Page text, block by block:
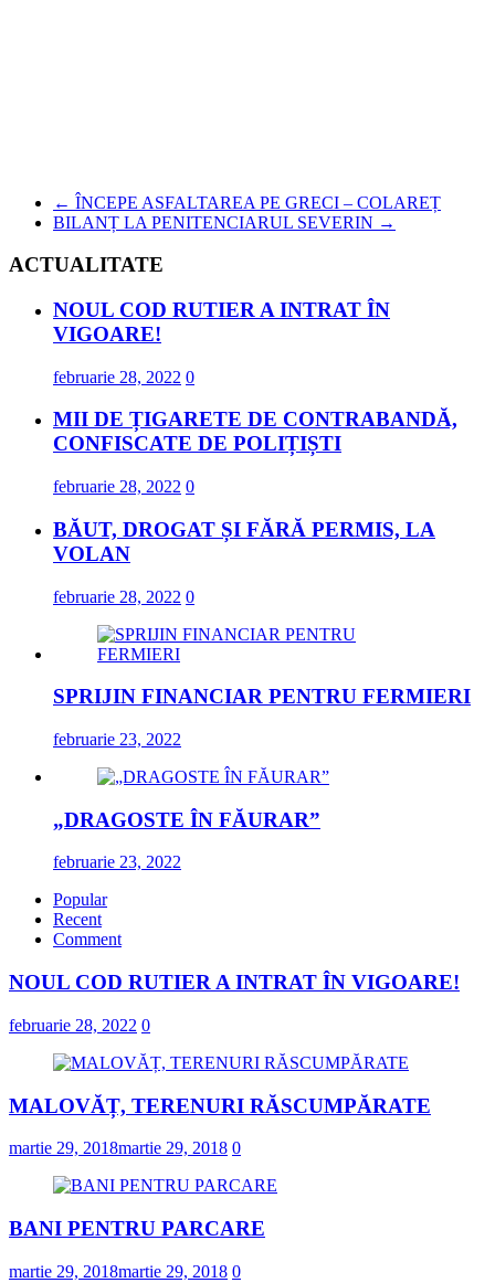
← ÎNCEPE ASFALTAREA PE GRECI – COLAREȚ
BILANȚ LA PENITENCIARUL SEVERIN →
ACTUALITATE
NOUL COD RUTIER A INTRAT ÎN
VIGOARE!
februarie 28, 2022 0
MII DE ȚIGARETE DE CONTRABANDĂ,
CONFISCATE DE POLIȚIȘTI
februarie 28, 2022 0
BĂUT, DROGAT ȘI FĂRĂ PERMIS, LA
VOLAN
februarie 28, 2022 0
SPRIJIN FINANCIAR PENTRU FERMIERI
februarie 23, 2022
„DRAGOSTE ÎN FĂURAR”
februarie 23, 2022
Popular
Recent
Comment
NOUL COD RUTIER A INTRAT ÎN VIGOARE!
februarie 28, 2022 0
MALOVĂȚ, TERENURI RĂSCUMPĂRATE
martie 29, 2018martie 29, 2018 0
BANI PENTRU PARCARE
martie 29, 2018martie 29, 2018 0